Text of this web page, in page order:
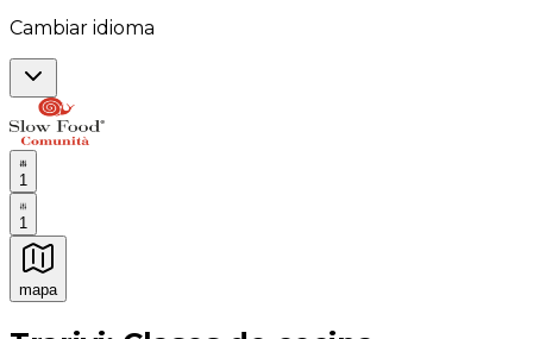
Cambiar idioma
1
1
mapa